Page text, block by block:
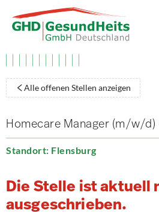
Alle offenen Stellen anzeigen
Homecare Manager (m/w/d)
Standort: Flensburg
Die Stelle ist aktuell
ausgeschrieben.